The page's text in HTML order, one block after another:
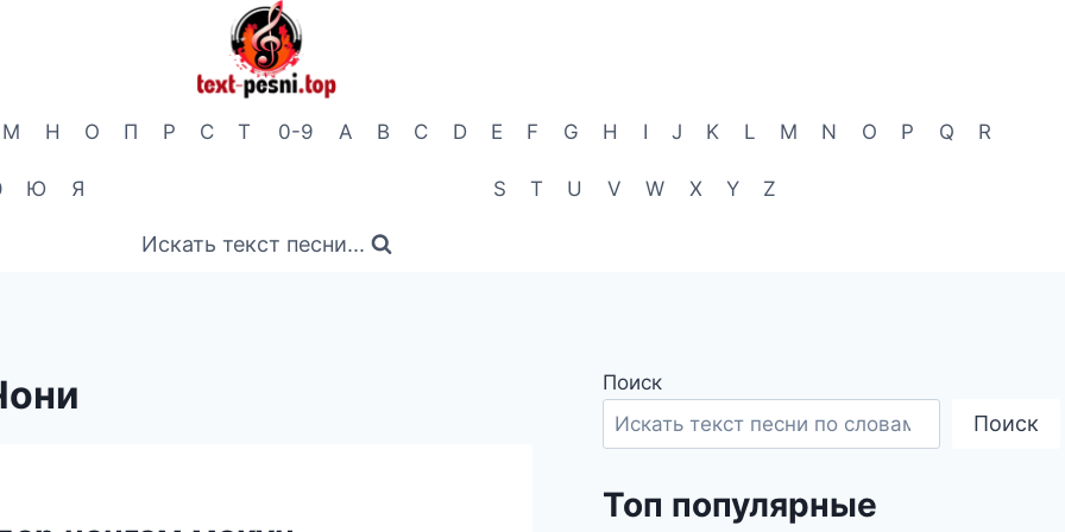
М Н О П Р С Т
Ю Я
0-9 A B C D E F G H I J K L M N O P Q R
S T U V W X Y Z
Искать текст песни...
Поиск
Поиск
Топ популярные